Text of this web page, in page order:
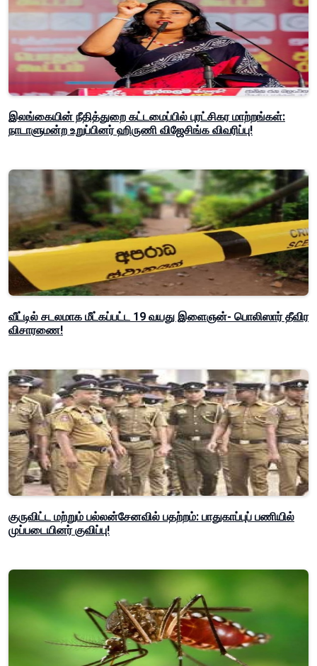
இலங்கையின் நீதித்துறை கட்டமைப்பில் புரட்சிகர மாற்றங்கள்:
நாடாளுமன்ற உறுப்பினர் ஹிருணி விஜேசிங்க விவரிப்பு!
வீட்டில் சடலமாக மீட்கப்பட்ட 19 வயது இளைஞன்- பொலிஸார் தீவிர
விசாரணை!
குருவிட்ட மற்றும் பல்லன்சேனவில் பதற்றம்: பாதுகாப்புப் பணியில்
முப்படையினர் குவிப்பு!